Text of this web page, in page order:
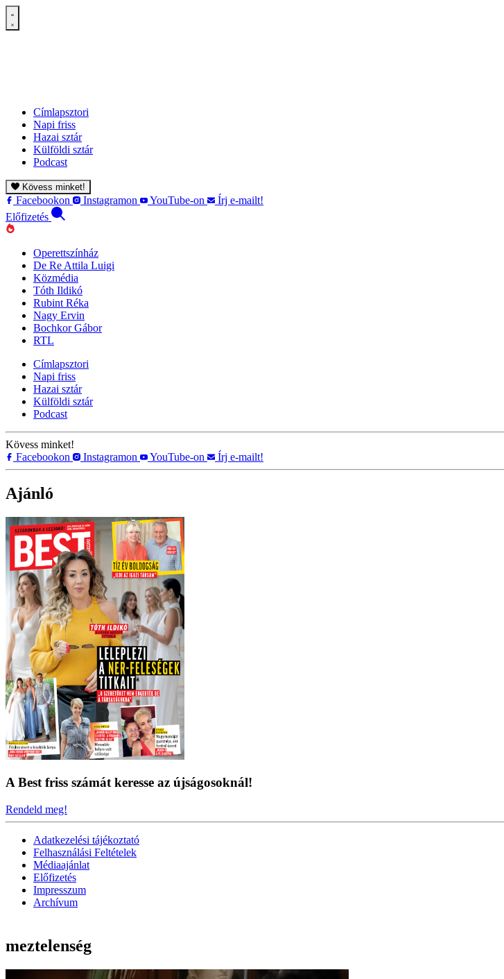
Címlapsztori
Napi friss
Hazai sztár
Külföldi sztár
Podcast
Kövess minket!
Facebookon Instagramon YouTube-on
Írj e-mailt!
Előfizetés
Operettszínház
De Re Attila Luigi
Közmédia
Tóth Ildikó
Rubint Réka
Nagy Ervin
Bochkor Gábor
RTL
Címlapsztori
Napi friss
Hazai sztár
Külföldi sztár
Podcast
Kövess minket!
Facebookon
Instagramon YouTube-on Írj e-mailt!
Ajánló
A Best friss számát keresse az újságosoknál!
Rendeld meg!
Adatkezelési tájékoztató
Felhasználási Feltételek
Médiaajánlat
Előfizetés
Impresszum
Archívum
meztelenség